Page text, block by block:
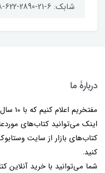
شابک: 6-21-2890-622-978
دربارۀ ما
اینک می‌توانید کتاب‌های
کتاب‌های بازار از سایت
کنید.
شما می‌توانید با خرید آنلاین